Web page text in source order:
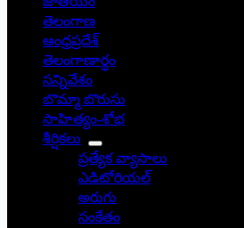
తెలంగాణ
ఆంధ్రప్రదేశ్
తెలంగాణార్థం
సన్నివేశం
బొమ్మా బొరుసు
సాహిత్యం-శోభ
శీర్షికలు
ప్రత్యేక వ్యాసాలు
ఎడిటోరియల్
అరుగు
సంకేతం